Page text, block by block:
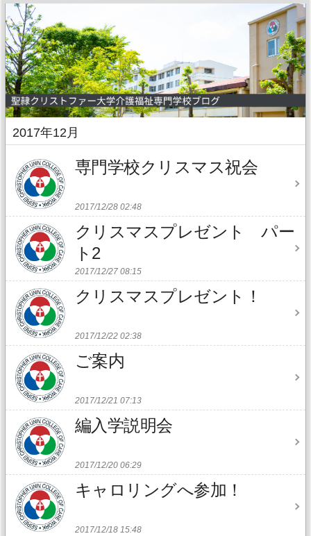
2017年12月
専門学校クリスマス祝会
2017/12/28 02:48
クリスマスプレゼント パー
ト2
2017/12/27 08:15
クリスマスプレゼント！
2017/12/22 02:38
ご案内
2017/12/21 07:13
編入学説明会
2017/12/20 06:29
キャロリングへ参加！
2017/12/18 15:48